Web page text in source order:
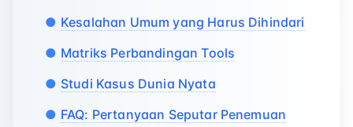
Kesalahan Umum yang Harus Dihindari
Matriks Perbandingan Tools
Studi Kasus Dunia Nyata
FAQ: Pertanyaan Seputar Penemuan